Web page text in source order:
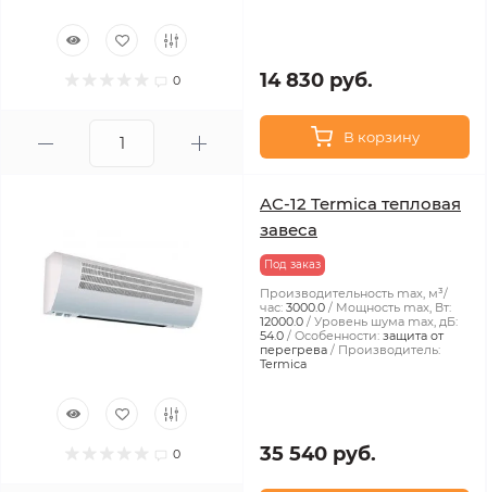
0 14 830 руб.
В корзину
0
AC-12 Termica тепловая
завеса
Под заказ
Производительность max, м³/
час: 3000.0
Мощность max, Вт:
12000.0
Уровень шума max, дБ:
54.0
Особенности: защита от
перегрева
Производитель:
Termica
35 540 руб.